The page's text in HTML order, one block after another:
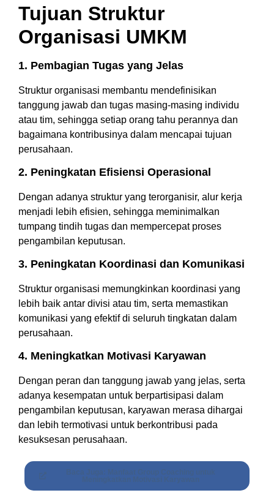
Tujuan Struktur
Organisasi UMKM
1. Pembagian Tugas yang Jelas
Struktur organisasi membantu mendefinisikan
tanggung jawab dan tugas masing-masing individu
atau tim, sehingga setiap orang tahu perannya dan
bagaimana kontribusinya dalam mencapai tujuan
perusahaan.
2. Peningkatan Efisiensi Operasional
Dengan adanya struktur yang terorganisir, alur kerja
menjadi lebih efisien, sehingga meminimalkan
tumpang tindih tugas dan mempercepat proses
pengambilan keputusan.
3. Peningkatan Koordinasi dan Komunikasi
Struktur organisasi memungkinkan koordinasi yang
lebih baik antar divisi atau tim, serta memastikan
komunikasi yang efektif di seluruh tingkatan dalam
perusahaan.
4. Meningkatkan Motivasi Karyawan
Dengan peran dan tanggung jawab yang jelas, serta
adanya kesempatan untuk berpartisipasi dalam
pengambilan keputusan, karyawan merasa dihargai
dan lebih termotivasi untuk berkontribusi pada
kesuksesan perusahaan.